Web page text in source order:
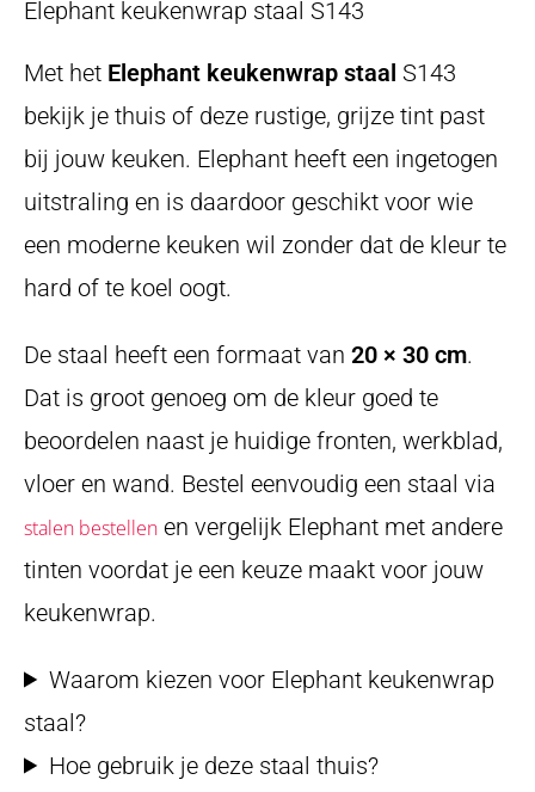
Elephant keukenwrap staal S143
Met het Elephant keukenwrap staal S143
bekijk je thuis of deze rustige, grijze tint past
bij jouw keuken. Elephant heeft een ingetogen
uitstraling en is daardoor geschikt voor wie
een moderne keuken wil zonder dat de kleur te
hard of te koel oogt.
De staal heeft een formaat van 20 × 30 cm.
Dat is groot genoeg om de kleur goed te
beoordelen naast je huidige fronten, werkblad,
vloer en wand. Bestel eenvoudig een staal via
stalen bestellen en vergelijk Elephant met andere
tinten voordat je een keuze maakt voor jouw
keukenwrap.
Waarom kiezen voor Elephant keukenwrap
staal?
Hoe gebruik je deze staal thuis?